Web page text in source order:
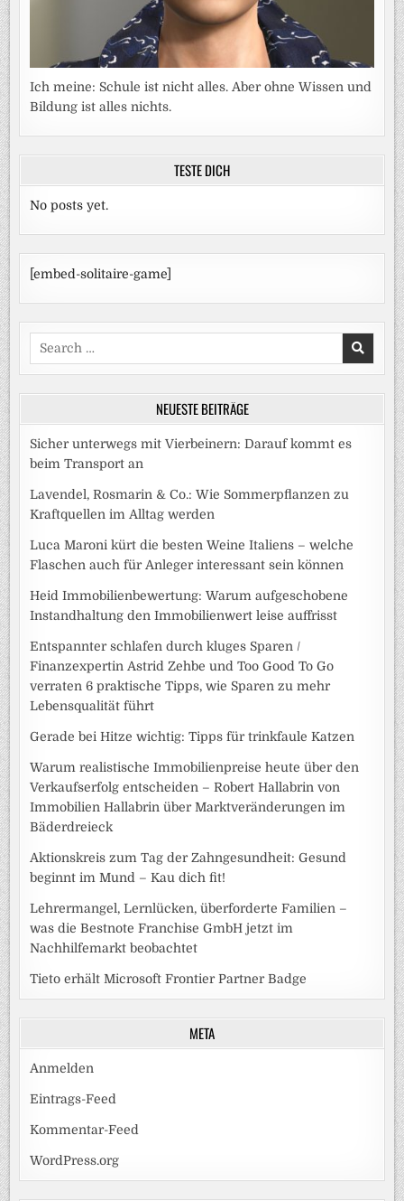
Ich meine: Schule ist nicht alles. Aber ohne Wissen und
Bildung ist alles nichts.
TESTE DICH
No posts yet.
[embed-solitaire-game]
Search
for:
NEUESTE BEITRÄGE
Sicher unterwegs mit Vierbeinern: Darauf kommt es
beim Transport an
Lavendel, Rosmarin & Co.: Wie Sommerpflanzen zu
Kraftquellen im Alltag werden
Luca Maroni kürt die besten Weine Italiens – welche
Flaschen auch für Anleger interessant sein können
Heid Immobilienbewertung: Warum aufgeschobene
Instandhaltung den Immobilienwert leise auffrisst
Entspannter schlafen durch kluges Sparen /
Finanzexpertin Astrid Zehbe und Too Good To Go
verraten 6 praktische Tipps, wie Sparen zu mehr
Lebensqualität führt
Gerade bei Hitze wichtig: Tipps für trinkfaule Katzen
Warum realistische Immobilienpreise heute über den
Verkaufserfolg entscheiden – Robert Hallabrin von
Immobilien Hallabrin über Marktveränderungen im
Bäderdreieck
Aktionskreis zum Tag der Zahngesundheit: Gesund
beginnt im Mund – Kau dich fit!
Lehrermangel, Lernlücken, überforderte Familien –
was die Bestnote Franchise GmbH jetzt im
Nachhilfemarkt beobachtet
Tieto erhält Microsoft Frontier Partner Badge
META
Anmelden
Eintrags-Feed
Kommentar-Feed
WordPress.org